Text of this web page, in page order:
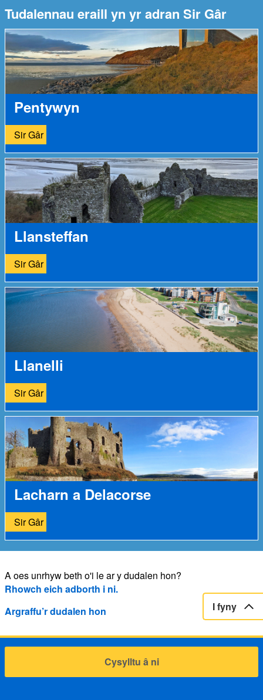
Tudalennau eraill yn yr adran Sir Gâr
Pentywyn
Sir Gâr
Llansteffan
Sir Gâr
Llanelli
Sir Gâr
Lacharn a Delacorse
Sir Gâr
A oes unrhyw beth o'i le ar y dudalen hon?
Rhowch eich adborth i ni.
Argraffu’r dudalen hon
I fyny
Cysylltu â ni